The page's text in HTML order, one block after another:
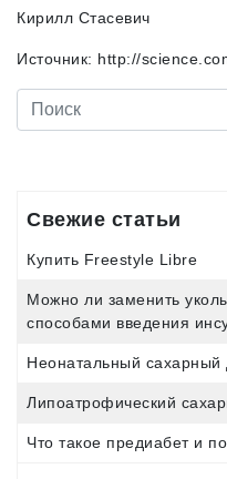
Кирилл Стасевич
Источник: http://
Свежие статьи
Купить Freestyle Libre
Можно ли заменить
способами введения
Неонатальный сахарный
Липоатрофический
Что такое предиабет и